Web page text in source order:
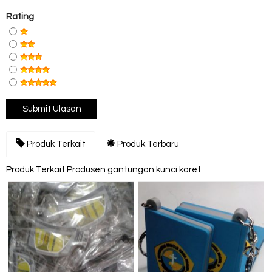
Rating
Produk Terkait Produk Terbaru
Produk Terkait Produsen gantungan kunci karet